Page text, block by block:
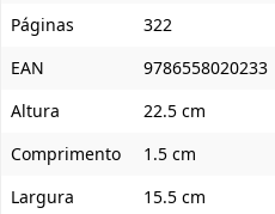
Páginas
322
EAN
9786558020233
Altura
22.5 cm
Comprimento
1.5 cm
Largura
15.5 cm